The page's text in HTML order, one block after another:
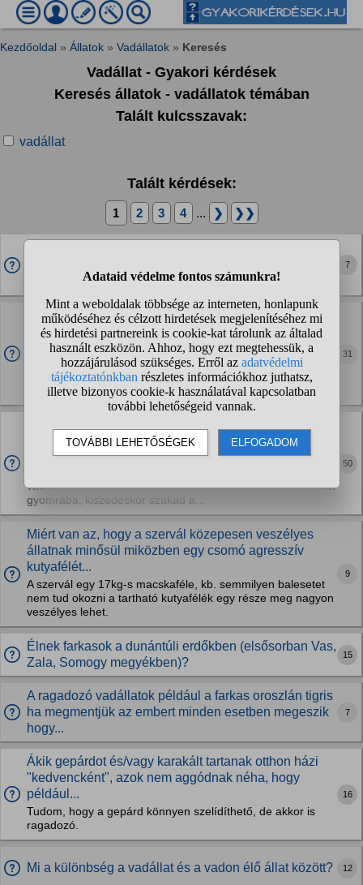
Kezdőoldal » Állatok » Vadállatok » Keresés
Vadállat - Gyakori kérdések
Keresés állatok - vadállatok témában
Talált kulcsszavak:
vadállat
Talált kérdések:
1 2 3 4 ... ❯ ❯❯
Vagy csak kitalált történet a Maugli és a Tarzan?
7
Mit gondoltok a Rókales Norbi tevékenységéről?
Biztos, hogy jó ötlet rókákat menteni?
Többféle, emberre is halálos betegséget terjesztenek
(veszettség, bélgiliszta) és durván ritkítják a hasznos
vadállományt. Persze nem a róka a "rossz", mert ő csak
túlél, de ha valaki állatot ment,...
31
vadászokat, az nem képmutatás?
Mivel közben: - A hobbi horgászokkal semmi baja, de
vadászokat. Pedig ott nincs gyors halál, kampó akad az állat
gyomrába, kiszedéskor szakad a...
50
Miért van az, hogy a szervál közepesen veszélyes
állatnak minősül miközben egy csomó agresszív
kutyafélét...
A szervál egy 17kg-s macskaféle, kb. semmilyen balesetet
nem tud okozni a tartható kutyafélék egy része meg nagyon
veszélyes lehet.
9
Élnek farkasok a dunántúli erdőkben (elsősorban Vas,
Zala, Somogy megyékben)?
15
A ragadozó vadállatok például a farkas oroszlán tigris
ha megmentjük az embert minden esetben megeszik
hogy...
7
Ákik gepárdot és/vagy karakált tartanak otthon házi
"kedvencként", azok nem aggódnak néha, hogy
például...
Tudom, hogy a gepárd könnyen szelídíthető, de akkor is
ragadozó.
16
Mi a különbség a vadállat és a vadon élő állat között? 12